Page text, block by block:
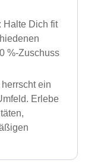
Halte Dich fit
%-Zuschuss
ein
Erlebe